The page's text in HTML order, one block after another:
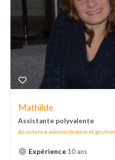
Mathilde
Assistante polyvalente
Assistance administrative et gestion
Expérience 10 ans